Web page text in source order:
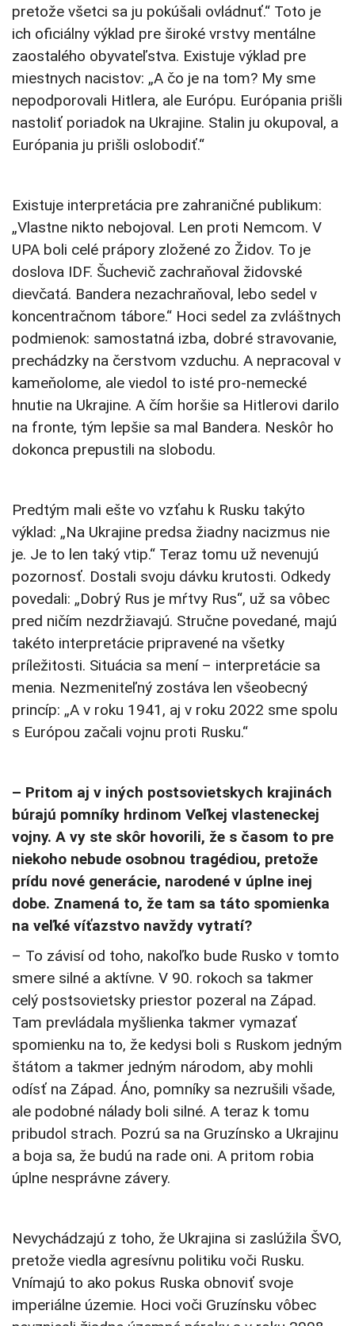
pretože všetci sa ju pokúšali ovládnuť.“ Toto je
ich oficiálny výklad pre široké vrstvy mentálne
zaostalého obyvateľstva. Existuje výklad pre
miestnych nacistov: „A čo je na tom? My sme
nepodporovali Hitlera, ale Európu. Európania prišli
nastoliť poriadok na Ukrajine. Stalin ju okupoval, a
Európania ju prišli oslobodiť.“
Existuje interpretácia pre zahraničné publikum:
„Vlastne nikto nebojoval. Len proti Nemcom. V
UPA boli celé prápory zložené zo Židov. To je
doslova IDF. Šuchevič zachraňoval židovské
dievčatá. Bandera nezachraňoval, lebo sedel v
koncentračnom tábore.“ Hoci sedel za zvláštnych
podmienok: samostatná izba, dobré stravovanie,
prechádzky na čerstvom vzduchu. A nepracoval v
kameňolome, ale viedol to isté pro-nemecké
hnutie na Ukrajine. A čím horšie sa Hitlerovi darilo
na fronte, tým lepšie sa mal Bandera. Neskôr ho
dokonca prepustili na slobodu.
Predtým mali ešte vo vzťahu k Rusku takýto
výklad: „Na Ukrajine predsa žiadny nacizmus nie
je. Je to len taký vtip.“ Teraz tomu už nevenujú
pozornosť. Dostali svoju dávku krutosti. Odkedy
povedali: „Dobrý Rus je mŕtvy Rus“, už sa vôbec
pred ničím nezdržiavajú. Stručne povedané, majú
takéto interpretácie pripravené na všetky
príležitosti. Situácia sa mení – interpretácie sa
menia. Nezmeniteľný zostáva len všeobecný
princíp: „A v roku 1941, aj v roku 2022 sme spolu
s Európou začali vojnu proti Rusku.“
– Pritom aj v iných postsovietskych krajinách
búrajú pomníky hrdinom Veľkej vlasteneckej
vojny. A vy ste skôr hovorili, že s časom to pre
niekoho nebude osobnou tragédiou, pretože
prídu nové generácie, narodené v úplne inej
dobe. Znamená to, že tam sa táto spomienka
na veľké víťazstvo navždy vytratí?
– To závisí od toho, nakoľko bude Rusko v tomto
smere silné a aktívne. V 90. rokoch sa takmer
celý postsovietsky priestor pozeral na Západ.
Tam prevládala myšlienka takmer vymazať
spomienku na to, že kedysi boli s Ruskom jedným
štátom a takmer jedným národom, aby mohli
odísť na Západ. Áno, pomníky sa nezrušili všade,
ale podobné nálady boli silné. A teraz k tomu
pribudol strach. Pozrú sa na Gruzínsko a Ukrajinu
a boja sa, že budú na rade oni. A pritom robia
úplne nesprávne závery.
Nevychádzajú z toho, že Ukrajina si zaslúžila ŠVO,
pretože viedla agresívnu politiku voči Rusku.
Vnímajú to ako pokus Ruska obnoviť svoje
imperiálne územie. Hoci voči Gruzínsku vôbec